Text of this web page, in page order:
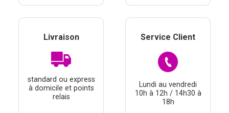
Livraison
standard ou express
à domicile et points
relais
Service Client
Lundi au vendredi
10h à 12h / 14h30 à
18h